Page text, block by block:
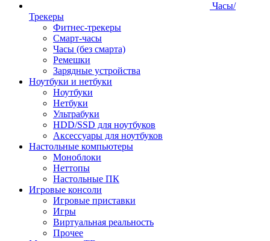
Часы/
Трекеры
Фитнес-трекеры
Смарт-часы
Часы (без смарта)
Ремешки
Зарядные устройства
Ноутбуки и нетбуки
Ноутбуки
Нетбуки
Ультрабуки
HDD/SSD для ноутбуков
Аксессуары для ноутбуков
Настольные компьютеры
Моноблоки
Неттопы
Настольные ПК
Игровые консоли
Игровые приставки
Игры
Виртуальная реальность
Прочее